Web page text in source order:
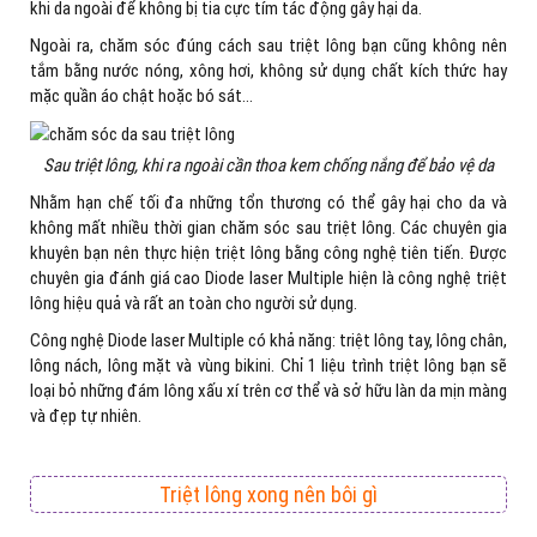
khi da ngoài để không bị tia cực tím tác động gây hại da.
Ngoài ra, chăm sóc đúng cách sau triệt lông bạn cũng không nên
tắm bằng nước nóng, xông hơi, không sử dụng chất kích thức hay
mặc quần áo chật hoặc bó sát…
Sau triệt lông, khi ra ngoài cần thoa kem chống nắng để bảo vệ da
Nhằm hạn chế tối đa những tổn thương có thể gây hại cho da và
không mất nhiều thời gian chăm sóc sau triệt lông. Các chuyên gia
khuyên bạn nên thực hiện triệt lông bằng công nghệ tiên tiến. Được
chuyên gia đánh giá cao Diode laser Multiple hiện là công nghệ triệt
lông hiệu quả và rất an toàn cho người sử dụng.
Công nghệ Diode laser Multiple có khả năng: triệt lông tay, lông chân,
lông nách, lông mặt và vùng bikini. Chỉ 1 liệu trình triệt lông bạn sẽ
loại bỏ những đám lông xấu xí trên cơ thể và sở hữu làn da mịn màng
và đẹp tự nhiên.
Triệt lông xong nên bôi gì